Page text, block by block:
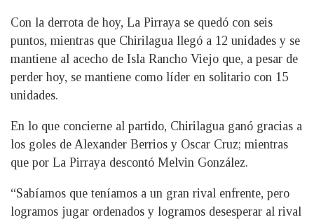
Con la derrota de hoy, La Pirraya se quedó con seis
puntos, mientras que Chirilagua llegó a 12 unidades y se
mantiene al acecho de Isla Rancho Viejo que, a pesar de
perder hoy, se mantiene como líder en solitario con 15
unidades.
En lo que concierne al partido, Chirilagua ganó gracias a
los goles de Alexander Berrios y Oscar Cruz; mientras
que por La Pirraya descontó Melvin González.
“Sabíamos que teníamos a un gran rival enfrente, pero
logramos jugar ordenados y logramos desesperar al rival